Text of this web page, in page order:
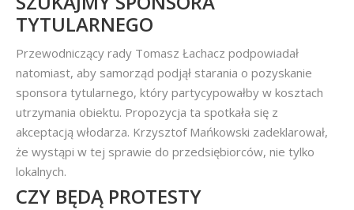
TYTULARNEGO
Przewodniczący rady Tomasz Łachacz podpowiadał
natomiast, aby samorząd podjął starania o pozyskanie
sponsora tytularnego, który partycypowałby w kosztach
utrzymania obiektu. Propozycja ta spotkała się z
akceptacją włodarza. Krzysztof Mańkowski zadeklarował,
że wystąpi w tej sprawie do przedsiębiorców, nie tylko
lokalnych.
CZY BĘDĄ PROTESTY